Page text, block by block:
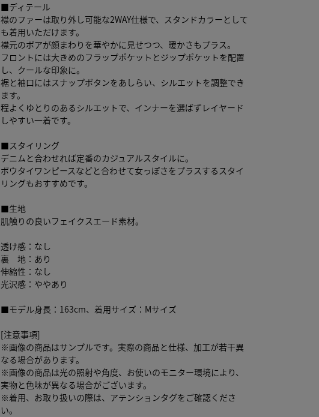
■ディテール
襟のファーは取り外し可能な2WAY仕様で、スタンドカラーとして
も着用いただけます。
襟元のボアが顔まわりを華やかに見せつつ、暖かさもプラス。
フロントには大きめのフラップポケットとジップポケットを配置
し、クールな印象に。
裾と袖口にはスナップボタンをあしらい、シルエットを調整でき
ます。
程よくゆとりのあるシルエットで、インナーを選ばずレイヤード
しやすい一着です。
■スタイリング
デニムと合わせれば定番のカジュアルスタイルに。
ボウタイワンピースなどと合わせて女っぽさをプラスするスタイ
リングもおすすめです。
■生地
肌触りの良いフェイクスエード素材。
透け感：なし
裏 地：あり
伸縮性：なし
光沢感：ややあり
■モデル身長：163cm、着用サイズ：Mサイズ
[注意事項]
※画像の商品はサンプルです。実際の商品と仕様、加工が若干異
なる場合があります。
※画像の商品は光の照射や角度、お使いのモニター環境により、
実物と色味が異なる場合がございます。
※着用、お取り扱いの際は、アテンションタグをご確認くださ
い。